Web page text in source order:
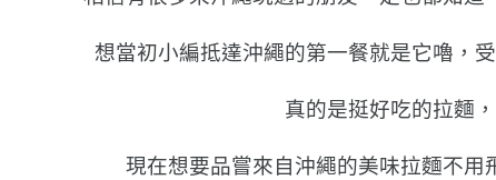
想當初小編抵達沖繩的第一餐就是它嚕，
真的是挺好吃的拉麵
現在想要品嘗來自沖繩的美味拉麵不用